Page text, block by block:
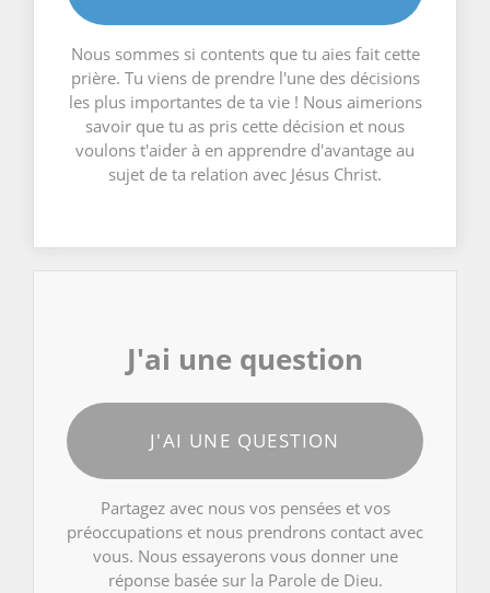
Nous sommes si contents que tu aies fait cette
prière. Tu viens de prendre l'une des décisions
les plus importantes de ta vie ! Nous aimerions
savoir que tu as pris cette décision et nous
voulons t'aider à en apprendre d'avantage au
sujet de ta relation avec Jésus Christ.
J'ai une question
J'AI UNE QUESTION
Partagez avec nous vos pensées et vos
préoccupations et nous prendrons contact avec
vous. Nous essayerons vous donner une
réponse basée sur la Parole de Dieu.